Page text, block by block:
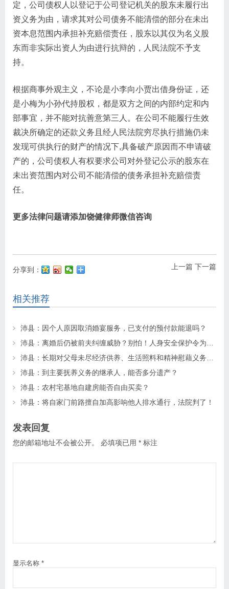
定，公司债权人以登记于公司登记机关的股东未履行出
资义务为由，请求其对公司债务不能清偿的部分在未出
资本息范围内承担补充赔偿责任，股东以其仅为名义股
东而非实际出资人为由进行抗辩的，人民法院不予支
持。
根据商事外观主义，不论是小李向小贾出借身份证，还
是小梅为小孙代持股权，都是双方之间的内部约定和内
部事宜，并不能对抗善意第三人。在公司不能履行生效
裁决所确定的还款义务且经人民法院穷尽执行措施仍未
发现可供执行的财产的情况下,具备破产原因而不申请破
产的，公司债权人有权要求公司对外登记公示的股东在
未出资范围内对公司不能清偿的债务承担补充赔偿责
任。
更多法律问题请添加饶健律师微信咨询
上一篇 下一篇
分享到：
相关推荐
沛县：因个人原因取消婚宴服务，已支付的预付款能退吗？
沛县：到主要抚养义务的继承人，能否多分遗产？
沛县：农村宅基地自建房能否自由买卖？
沛县：将自家门前路擅自加高影响他人排水通行，法院判了！
发表回复
您的邮箱地址不会被公开。 必填项已用 * 标注
显示名称 *